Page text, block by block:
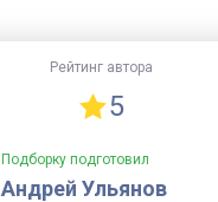
Рейтинг автора
5
Подборку подготовил
Андрей Ульянов